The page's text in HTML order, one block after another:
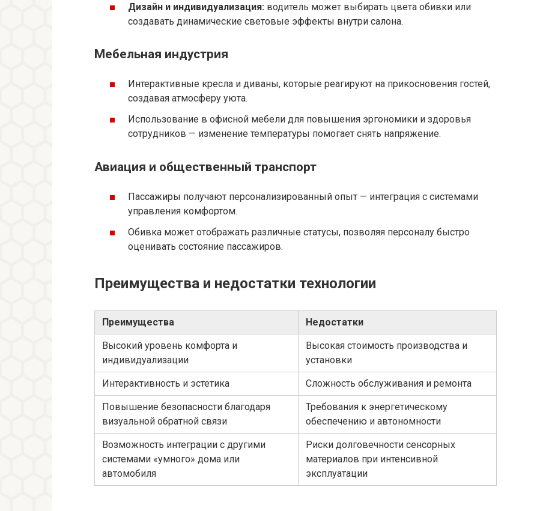
Дизайн и индивидуализация: водитель может выбирать цвета обивки или
создавать динамические световые эффекты внутри салона.
Мебельная индустрия
Интерактивные кресла и диваны, которые реагируют на прикосновения гостей,
создавая атмосферу уюта.
Использование в офисной мебели для повышения эргономики и здоровья
сотрудников — изменение температуры помогает снять напряжение.
Авиация и общественный транспорт
Пассажиры получают персонализированный опыт — интеграция с системами
управления комфортом.
Обивка может отображать различные статусы, позволяя персоналу быстро
оценивать состояние пассажиров.
Преимущества и недостатки технологии
Преимущества Недостатки
Высокий уровень комфорта и
индивидуализации
Высокая стоимость производства и
установки
Интерактивность и эстетика Сложность обслуживания и ремонта
Повышение безопасности благодаря
визуальной обратной связи
Требования к энергетическому
обеспечению и автономности
Возможность интеграции с другими
системами «умного» дома или
автомобиля
Риски долговечности сенсорных
материалов при интенсивной
эксплуатации